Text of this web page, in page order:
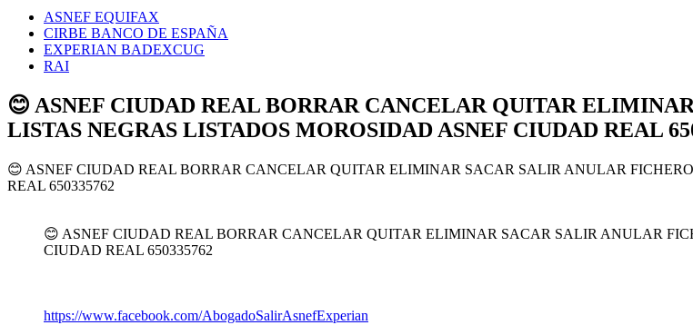
ASNEF EQUIFAX
CIRBE BANCO DE ESPAÑA
EXPERIAN BADEXCUG
RAI
😊 ASNEF CIUDAD REAL BORRAR CANCELAR QUITAR
LISTAS NEGRAS LISTADOS MOROSIDAD ASNEF CIUDAD REAL
😊 ASNEF CIUDAD REAL BORRAR CANCELAR QUITAR ELIMINAR SACAR SALIR ANULAR
REAL 650335762
😊 ASNEF CIUDAD REAL BORRAR CANCELAR QUITAR ELIMINAR SACAR SALIR ANULAR
CIUDAD REAL 650335762
https://www.facebook.com/AbogadoSalirAsnefExperian